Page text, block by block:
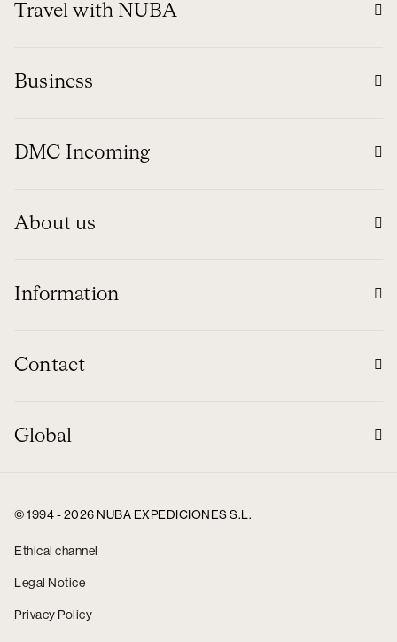
Travel with NUBA
Business
DMC Incoming
About us
Information
Contact
Global
© 1994 - 2026 NUBA EXPEDICIONES S.L.
Ethical channel
Legal Notice
Privacy Policy